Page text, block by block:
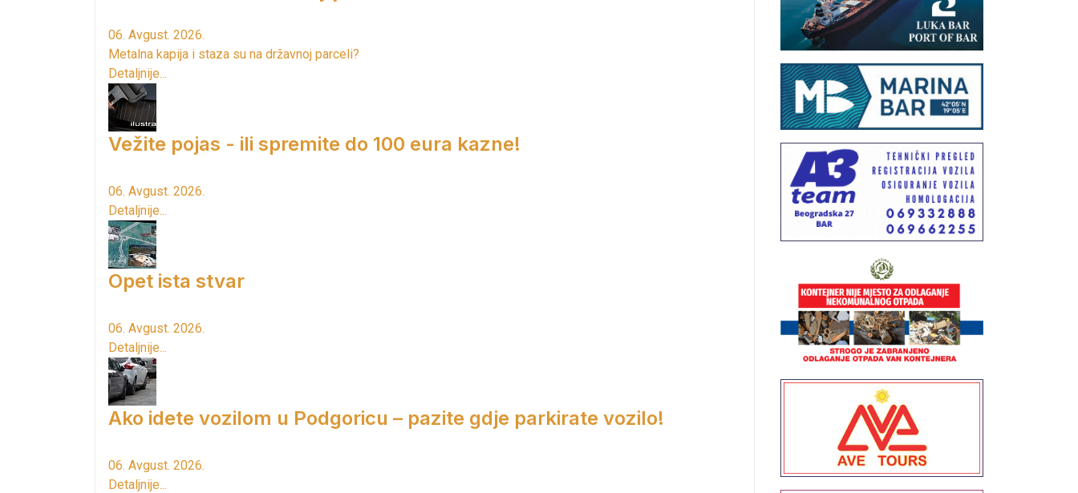
06. Avgust. 2026.
Metalna kapija i staza su na državnoj parceli?
Detaljnije...
Vežite pojas - ili spremite do 100 eura kazne!
06. Avgust. 2026.
Detaljnije...
Opet ista stvar
06. Avgust. 2026.
Detaljnije...
Ako idete vozilom u Podgoricu – pazite gdje parkirate vozilo!
06. Avgust. 2026.
Detaljnije...